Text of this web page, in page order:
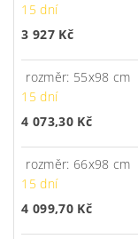
15 dní
3 927 Kč
rozměr: 55x98 cm
15 dní
4 073,30 Kč
rozměr: 66x98 cm
15 dní
4 099,70 Kč